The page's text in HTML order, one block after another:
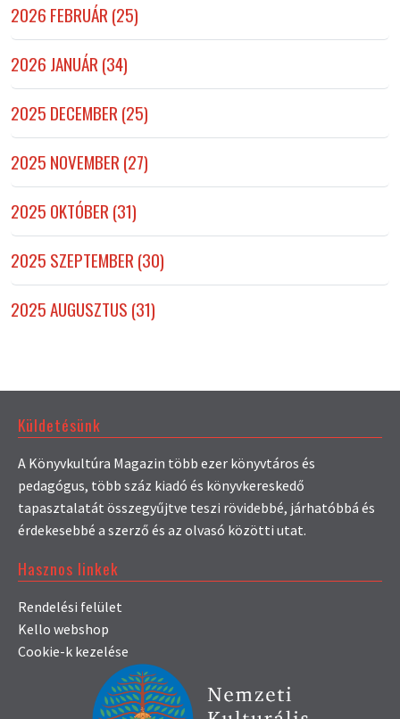
2026 FEBRUÁR (25)
2026 JANUÁR (34)
2025 DECEMBER (25)
2025 NOVEMBER (27)
2025 OKTÓBER (31)
2025 SZEPTEMBER (30)
2025 AUGUSZTUS (31)
Küldetésünk
A Könyvkultúra Magazin több ezer könyvtáros és
pedagógus, több száz kiadó és könyvkereskedő
tapasztalatát összegyűjtve teszi rövidebbé, járhatóbbá és
érdekesebbé a szerző és az olvasó közötti utat.
Hasznos linkek
Rendelési felület
Kello webshop
Cookie-k kezelése